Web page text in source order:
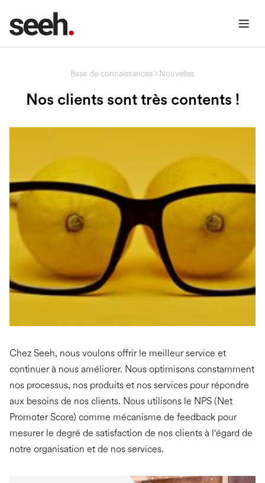
Base de connaissances Nouvelles
Nos clients sont très contents !
Chez Seeh, nous voulons offrir le meilleur service et
continuer à nous améliorer. Nous optimisons constamment
nos processus, nos produits et nos services pour répondre
aux besoins de nos clients. Nous utilisons le NPS (Net
Promoter Score) comme mécanisme de feedback pour
mesurer le degré de satisfaction de nos clients à l'égard de
notre organisation et de nos services.